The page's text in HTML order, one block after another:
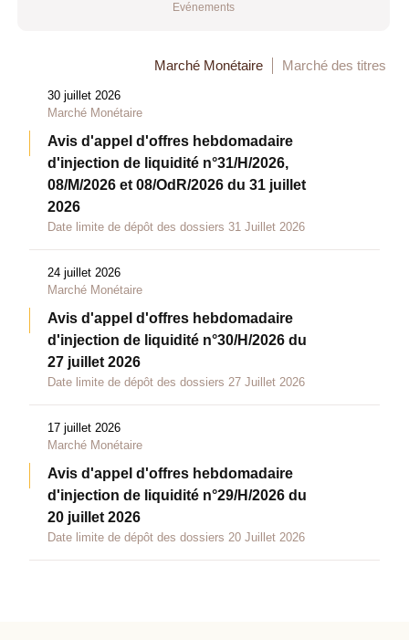
Evénements
Marché Monétaire Marché des titres
30 juillet 2026
Marché Monétaire
Avis d'appel d'offres hebdomadaire
d'injection de liquidité n°31/H/2026,
08/M/2026 et 08/OdR/2026 du 31 juillet
2026
Date limite de dépôt des dossiers 31 Juillet 2026
24 juillet 2026
Marché Monétaire
Avis d'appel d'offres hebdomadaire
d'injection de liquidité n°30/H/2026 du
27 juillet 2026
Date limite de dépôt des dossiers 27 Juillet 2026
17 juillet 2026
Marché Monétaire
Avis d'appel d'offres hebdomadaire
d'injection de liquidité n°29/H/2026 du
20 juillet 2026
Date limite de dépôt des dossiers 20 Juillet 2026